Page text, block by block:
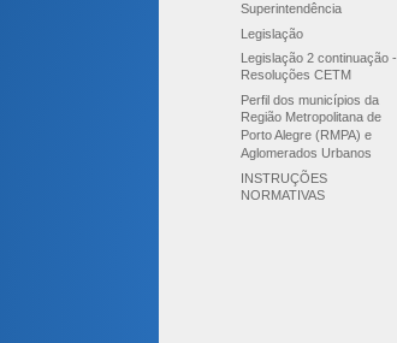
Superintendência
Legislação
Legislação 2 continuação -
Resoluções CETM
Perfil dos municípios da
Região Metropolitana de
Porto Alegre (RMPA) e
Aglomerados Urbanos
INSTRUÇÕES
NORMATIVAS